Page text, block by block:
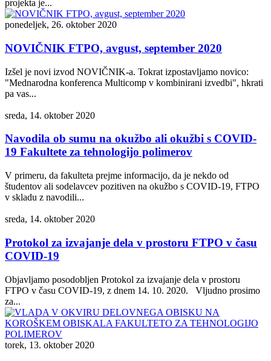
projekta je...
ponedeljek, 26. oktober 2020
NOVIČNIK FTPO, avgust, september 2020
Izšel je novi izvod NOVIČNIK-a. Tokrat izpostavljamo novico:
"Mednarodna konferenca Multicomp v kombinirani izvedbi", hkrati
pa vas...
sreda, 14. oktober 2020
Navodila ob sumu na okužbo ali okužbi s COVID-
19 Fakultete za tehnologijo polimerov
V primeru, da fakulteta prejme informacijo, da je nekdo od
študentov ali sodelavcev pozitiven na okužbo s COVID-19, FTPO
v skladu z navodili...
sreda, 14. oktober 2020
Protokol za izvajanje dela v prostoru FTPO v času
COVID-19
Objavljamo posodobljen Protokol za izvajanje dela v prostoru
FTPO v času COVID-19, z dnem 14. 10. 2020. Vljudno prosimo
za...
torek, 13. oktober 2020